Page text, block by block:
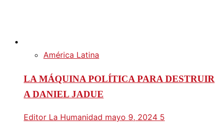
América Latina
LA MÁQUINA POLÍTICA PARA DESTRUIR
A DANIEL JADUE
Editor La Humanidad mayo 9, 2024 5